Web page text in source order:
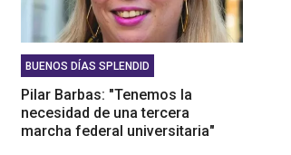
BUENOS DÍAS SPLENDID
Pilar Barbas: "Tenemos la
necesidad de una tercera
marcha federal universitaria"